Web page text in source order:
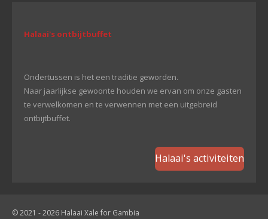
Halaai's ontbijtbuffet
Ondertussen is het een traditie geworden.
Naar jaarlijkse gewoonte houden we ervan om onze gasten
te verwelkomen en te verwennen met een uitgebreid
ontbijtbuffet.
Halaai's activiteiten
© 2021 - 2026 Halaai Xale for Gambia